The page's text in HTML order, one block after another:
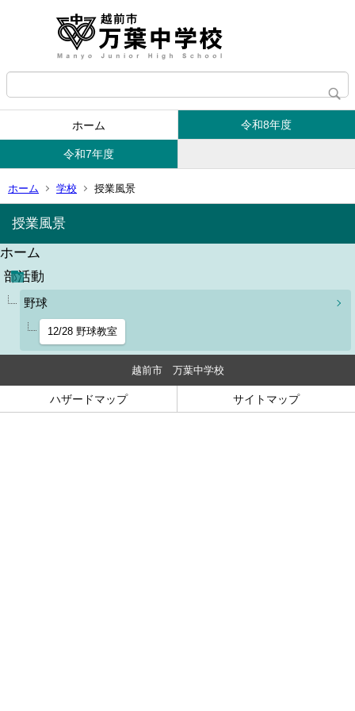
ホーム 令和8年度
令和7年度
ホーム 学校 授業風景
授業風景
ホーム
部活動
野球
12/28 野球教室
越前市 万葉中学校
ハザードマップ サイトマップ